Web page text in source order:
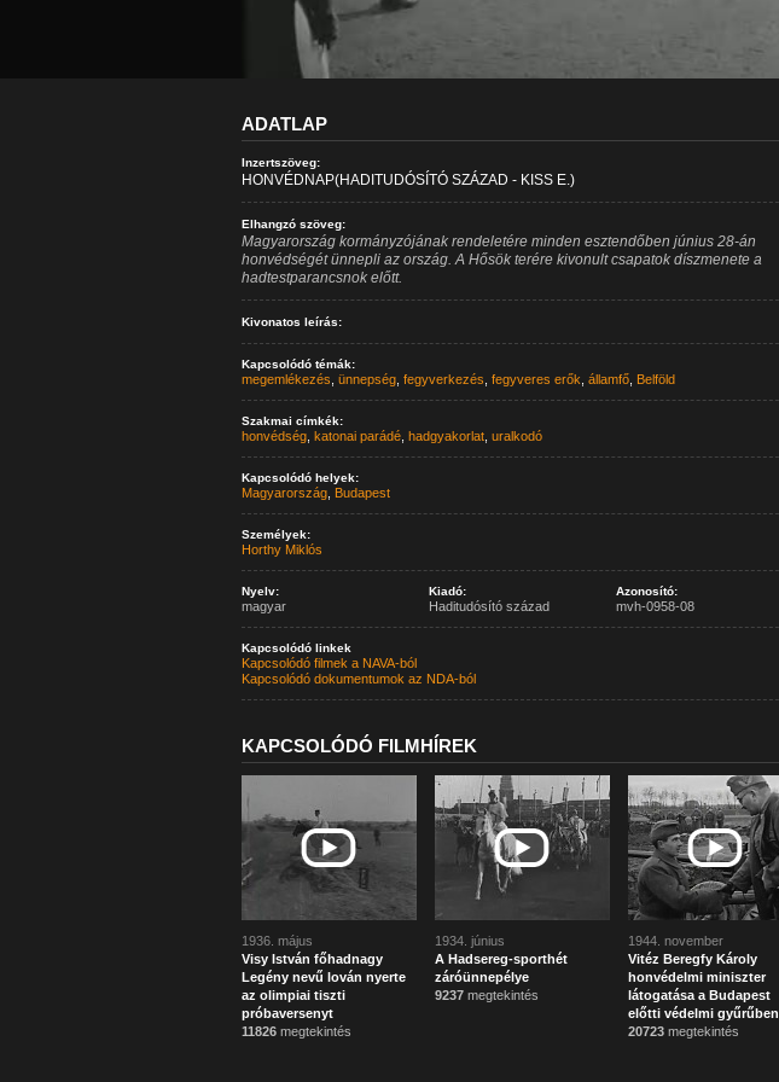
ADATLAP
Inzertszöveg:
HONVÉDNAP(HADITUDÓSÍTÓ SZÁZAD - KISS E.)
Elhangzó szöveg:
Magyarország kormányzójának rendeletére minden esztendőben június 28-án
honvédségét ünnepli az ország. A Hősök terére kivonult csapatok díszmenete a
hadtestparancsnok előtt.
Kivonatos leírás:
Kapcsolódó témák:
megemlékezés ünnepség, fegyverkezés fegyveres erők államfő, Belföld
Szakmai címkék:
honvédség, katonai parádé, hadgyakorlat, uralkodó
Kapcsolódó helyek:
Magyarország, Budapest
Személyek:
Horthy Miklós
Nyelv:
magyar
Kiadó:
Haditudósító század
Azonosító:
mvh-0958-08
Kapcsolódó linkek
Kapcsolódó filmek a NAVA-ból
Kapcsolódó dokumentumok az NDA-ból
KAPCSOLÓDÓ FILMHÍREK
1936. május
Visy István főhadnagy
Legény nevű lován nyerte
az olimpiai tiszti
próbaversenyt
11826megtekintés
1934. június
A Hadsereg-sporthét
záróünnepélye
9237megtekintés
1944. november
Vitéz Beregfy Károly
honvédelmi miniszter
látogatása a Budapest
előtti védelmi gyűrűben
20723megtekintés